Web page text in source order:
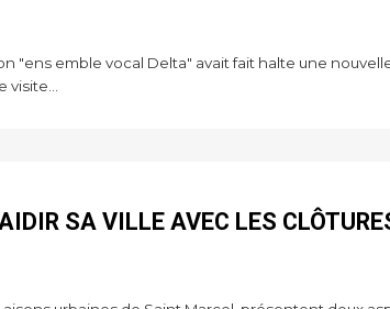
"ens emble vocal Delta" avait fait halte une
SA VILLE AVEC LES